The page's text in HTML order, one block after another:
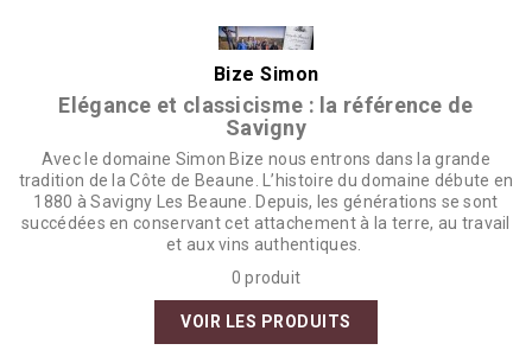
Bize Simon
Elégance et classicisme : la référence de
Savigny
Avec le domaine Simon Bize nous entrons dans la grande
tradition de la Côte de Beaune. L’histoire du domaine débute en
1880 à Savigny Les Beaune. Depuis, les générations se sont
succédées en conservant cet attachement à la terre, au travail
et aux vins authentiques.
0 produit
VOIR LES PRODUITS